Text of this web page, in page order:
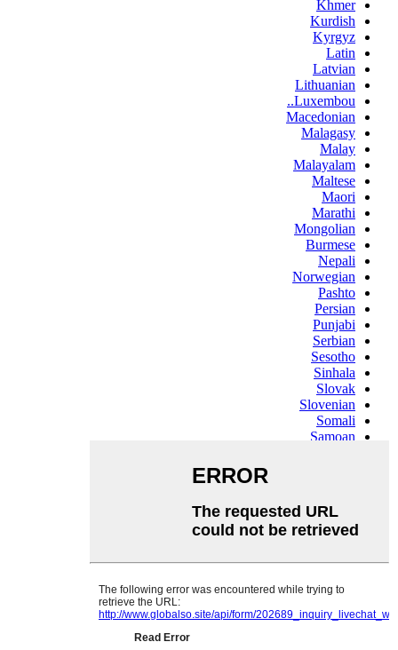
Khmer
Kurdish
Kyrgyz
Latin
Latvian
Lithuanian
Luxembou..
Macedonian
Malagasy
Malay
Malayalam
Maltese
Maori
Marathi
Mongolian
Burmese
Nepali
Norwegian
Pashto
Persian
Punjabi
Serbian
Sesotho
Sinhala
Slovak
Slovenian
Somali
Samoan
Swahili
Tajik
Telugu
Ukrainian
Urdu